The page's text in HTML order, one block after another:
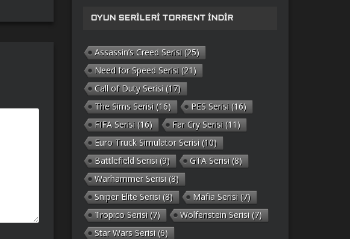
OYUN SERILERI TORRENT İNDIR
Assassin’s Creed Serisi (25)
Need for Speed Serisi (21)
Call of Duty Serisi (17)
The Sims Serisi (16) PES Serisi (16)
FIFA Serisi (16) Far Cry Serisi (11)
Euro Truck Simulator Serisi (10)
Battlefield Serisi (9) GTA Serisi (8)
Warhammer Serisi (8)
Sniper Elite Serisi (8) Mafia Serisi (7)
Tropico Serisi (7) Wolfenstein Serisi (7)
Star Wars Serisi (6)